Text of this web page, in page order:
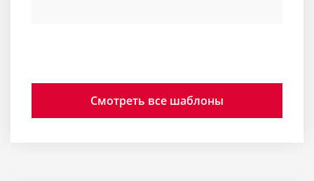
Смотреть все шаблоны